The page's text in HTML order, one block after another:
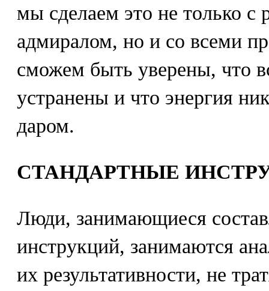
мы сделаем это не только с
адмиралом, но и со всеми
сможем быть уверены, что
устранены и что энергия
даром.
СТАНДАРТНЫЕ
Люди, занимающиеся
инструкций, занимаются
их результативности, не